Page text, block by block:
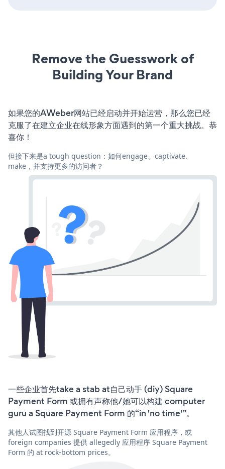
Remove the Guesswork of
Building Your Brand
如果您的AWeber网站已经启动并开始运营，那么您已经
克服了在建立企业在线形象方面遇到的第一个重大挑战。恭
喜你！
但接下来是a tough question：如何engage、captivate、
make，并支持更多的访问者？
一些企业首先take a stab at自己动手 (diy) Square
Payment Form 或拥有声称他/她可以构建 computer
guru a Square Payment Form 的“in 'no time'”。
其他人试图找到开源 Square Payment Form 应用程序，或
foreign companies 提供 allegedly 应用程序 Square Payment
Form 的 at rock-bottom prices。